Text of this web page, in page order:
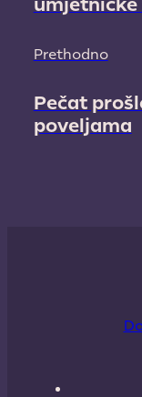
Prethodno
umjetničke
Pečat
poveljama